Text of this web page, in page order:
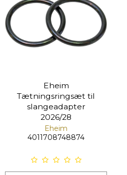
Eheim
Tætningsringsæt til
slangeadapter
2026/28
Eheim
4011708748874